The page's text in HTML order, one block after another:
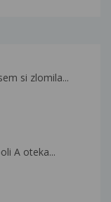
si zlomila...
A oteka...